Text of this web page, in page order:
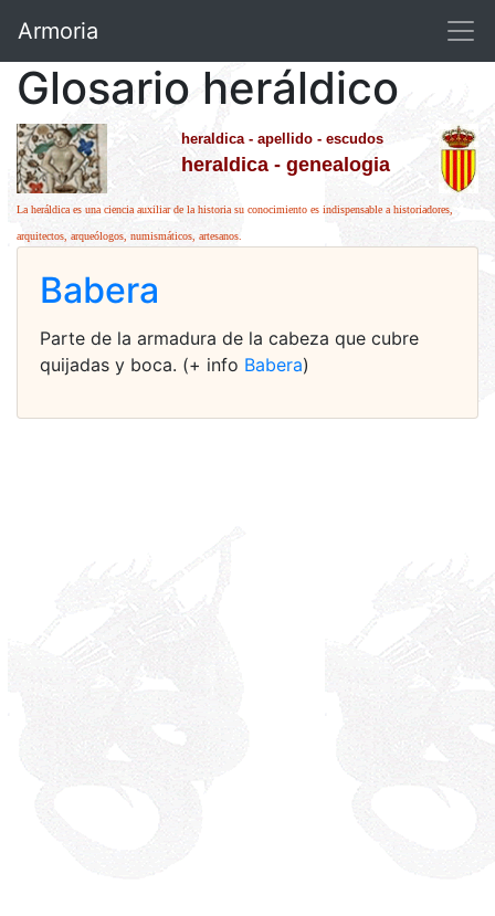
Armoria
Glosario heráldico
heraldica - apellido - escudos
heraldica - genealogia
La heráldica es una ciencia auxiliar de la historia su conocimiento es indispensable a historiadores,
arquitectos, arqueólogos, numismáticos, artesanos.
Babera
Parte de la armadura de la cabeza que cubre
quijadas y boca. (+ info Babera)